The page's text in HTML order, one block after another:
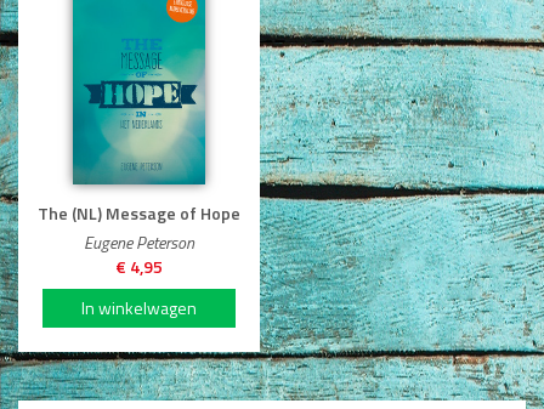
The (NL) Message of Hope
Eugene Peterson
€ 4,95